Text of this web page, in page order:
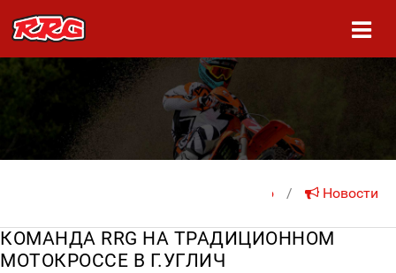
На главную / Новости
КОМАНДА RRG НА ТРАДИЦИОННОМ
МОТОКРОССЕ В Г.УГЛИЧ